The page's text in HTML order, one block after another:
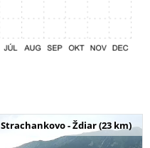
Strachankovo - Ždiar (23 km)